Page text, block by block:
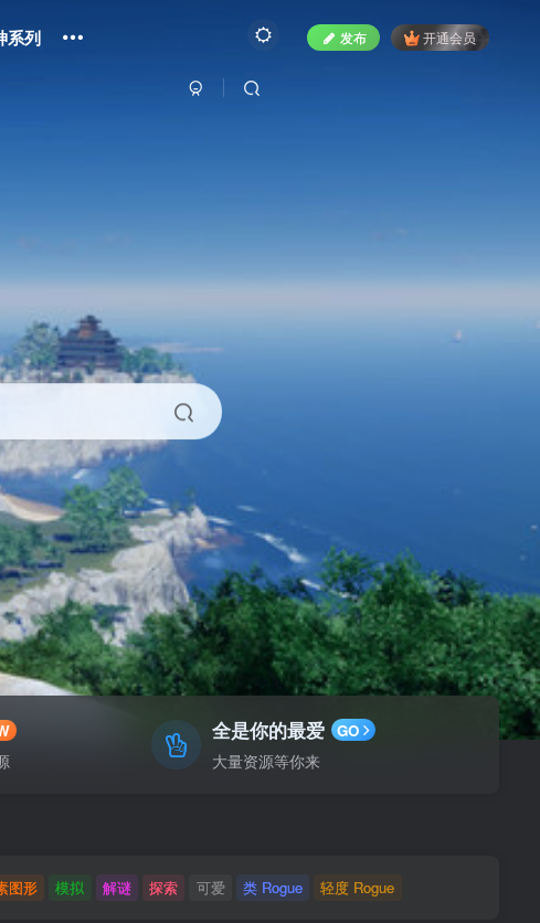
系列 发布 开通会员
全是你的最爱 GO
大量资源等你来
图形 模拟 解谜 探索 可爱 类 Rogue 轻度 Rogue